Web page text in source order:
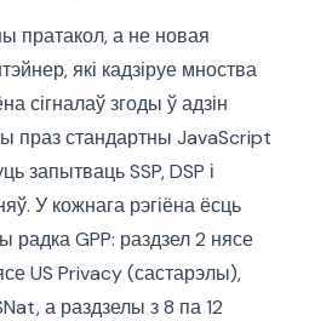
пратакол, а не новая
які кадзіруе мноства
сігналаў згоды ў адзін
праз стандартны JavaScript
запытваць SSP, DSP і
У кожнага рэгіёна ёсць
радка GPP: раздзел 2 нясе
US Privacy (састарэлы),
а раздзелы з 8 па 12